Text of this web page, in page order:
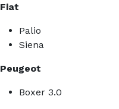
Fiat
Palio
Siena
Peugeot
Boxer 3.0